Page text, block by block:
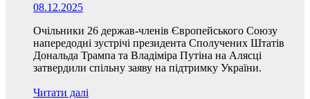
08.12.2025
Очільники 26 держав-членів Європейського Союзу
напередодні зустрічі президента Сполучених Штатів
Дональда Трампа та Владіміра Путіна на Алясці
затвердили спільну заяву на підтримку України.
Читати далі